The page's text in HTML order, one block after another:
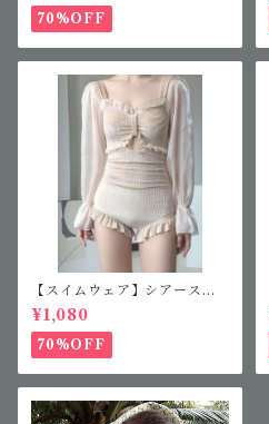
70%OFF
【スイムウェア】シアースリ
ーブフリルワンピース
¥1,080
70%OFF